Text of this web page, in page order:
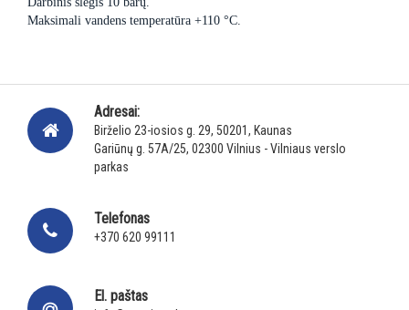
Maksimali vandens temperatūra +110 °C.
Adresai:
Birželio 23-iosios g. 29, 50201, Kaunas
Gariūnų g. 57A/25, 02300 Vilnius - Vilniaus verslo
parkas
Telefonas
+370 620 99111
El. paštas